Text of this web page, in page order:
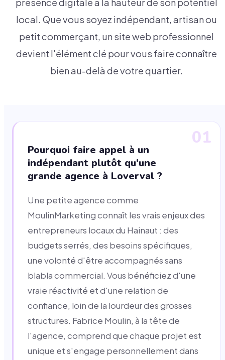
présence digitale à la hauteur de son potentiel
local. Que vous soyez indépendant, artisan ou
petit commerçant, un site web professionnel
devient l'élément clé pour vous faire connaître
bien au-delà de votre quartier.
01
Pourquoi faire appel à un
indépendant plutôt qu'une
grande agence à Loverval ?
Une petite agence comme
MoulinMarketing connaît les vrais enjeux des
entrepreneurs locaux du Hainaut : des
budgets serrés, des besoins spécifiques,
une volonté d'être accompagnés sans
blabla commercial. Vous bénéficiez d'une
vraie réactivité et d'une relation de
confiance, loin de la lourdeur des grosses
structures. Fabrice Moulin, à la tête de
l'agence, comprend que chaque projet est
unique et s'engage personnellement dans